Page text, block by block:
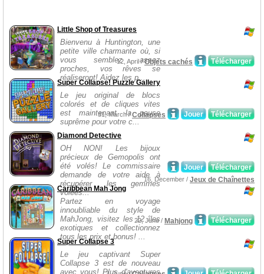
Little Shop of Treasures
Bienvenu à Huntington, une
petite ville charmante où, si
vous semblez assez
proches, vos rêves se
réaliseront! Aidez les p...
Télécharger
12, April /Objets cachés
Super Collapse! Puzzle Gallery
Le jeu original de blocs
colorés et de cliques vites
est maintenant la pause
suprême pour votre c...
Télécharger
Jouer
31, March /Collapses
Diamond Detective
OH NON! Les bijoux
précieux de Gemopolis ont
été volés! Le commissaire
demande de votre aide à
récupérer les gemmes
volées...
Télécharger
Jouer
16, December / Jeux de Chaînettes
Caribbean Mah Jong
Partez en voyage
innoubliable du style de
MahJong, visitez les 12 îles
exotiques et collectionnez
tous les prix et bonus! ...
Télécharger
22, June / Mahjong
Super Collapse 3
Le jeu captivant Super
Collapse 3 est de nouveau
avec vous! Plus d'aventures